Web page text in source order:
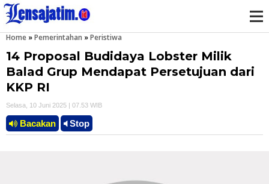
e
Home »Pemerintahan »Peristiwa
14 Proposal Budidaya Lobster Milik
Balad Grup Mendapat Persetujuan dari
KKP RI
Selasa, 10 Juni 2025 | 07.53 WIB
Bacakan Stop